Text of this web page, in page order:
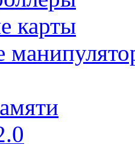
карты